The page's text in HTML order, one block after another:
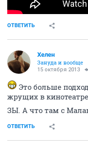
ОТВЕТИТЬ
Хелен
Зануда и вообще
15 октября 2013
Это больше
жрущих в
ЗЫ. А что там с
ОТВЕТИТЬ